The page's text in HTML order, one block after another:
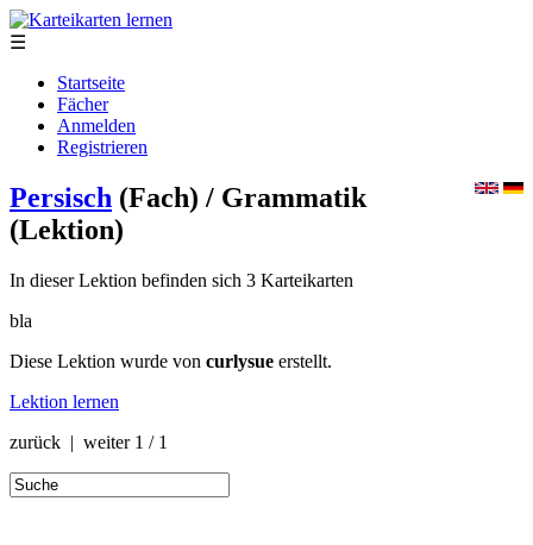
☰
Startseite
Fächer
Anmelden
Registrieren
Persisch (Fach) / Grammatik
(Lektion)
In dieser Lektion befinden sich 3 Karteikarten
bla
Diese Lektion wurde von curlysue erstellt.
Lektion lernen
zurück | weiter 1 / 1